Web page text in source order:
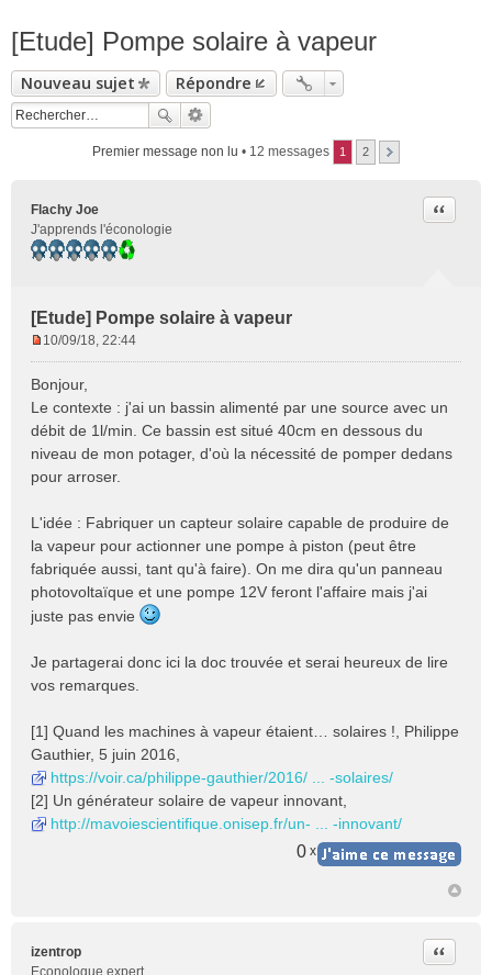
[Etude] Pompe solaire à vapeur
Nouveau sujet Répondre
Premier message non lu • 12 messages 1 2
Flachy Joe
J'apprends l'éconologie
[Etude] Pompe solaire à vapeur
Citer
s
s
a
g
e
n
u
10/09/18, 22:44
Bonjour,
Le contexte : j'ai un bassin alimenté par une source avec un
débit de 1l/min. Ce bassin est situé 40cm en dessous du
niveau de mon potager, d'où la nécessité de pomper dedans
pour arroser.
L'idée : Fabriquer un capteur solaire capable de produire de
la vapeur pour actionner une pompe à piston (peut être
fabriquée aussi, tant qu'à faire). On me dira qu'un panneau
photovoltaïque et une pompe 12V feront l'affaire mais j'ai
juste pas envie
Je partagerai donc ici la doc trouvée et serai heureux de lire
vos remarques.
[1] Quand les machines à vapeur étaient… solaires !, Philippe
Gauthier, 5 juin 2016,
https://voir.ca/philippe-gauthier/2016/ ... -solaires/
[2] Un générateur solaire de vapeur innovant,
http://mavoiescientifique.onisep.fr/un- ... -innovant/
0 x
izentrop
Econologue expert
Citer